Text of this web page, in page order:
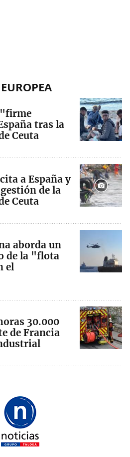
"firme
tras la
Ceuta
a España y
de la
Ceuta
aborda un
de la "flota
el
30.000
de Francia